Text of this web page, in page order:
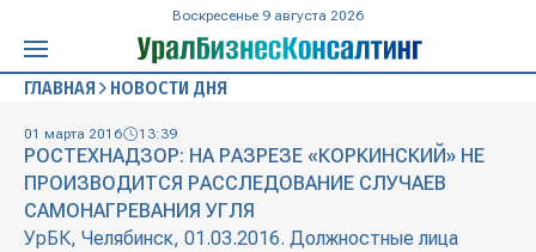
Воскресенье 9 августа 2026
ГЛАВНАЯ НОВОСТИ ДНЯ
01 марта 2016 13:39
РОСТЕХНАДЗОР: НА РАЗРЕЗЕ «КОРКИНСКИЙ» НЕ
ПРОИЗВОДИТСЯ РАССЛЕДОВАНИЕ СЛУЧАЕВ
САМОНАГРЕВАНИЯ УГЛЯ
УрБК, Челябинск, 01.03.2016. Должностные лица